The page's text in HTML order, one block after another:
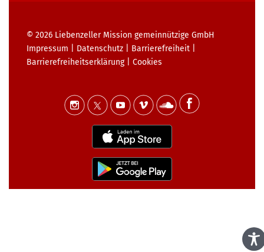
© 2026 Liebenzeller Mission gemeinnützige GmbH
Impressum
Datenschutz Barrierefreiheit
Barrierefreiheits­erklärung| Cookies